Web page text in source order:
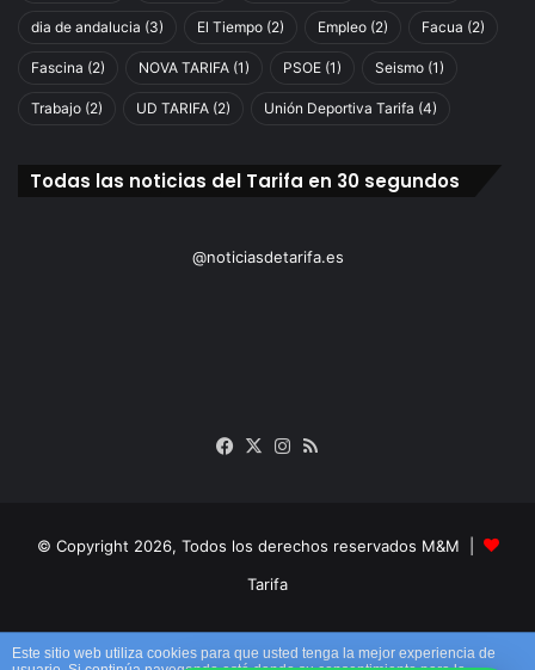
dia de andalucia (3) El Tiempo (2) Empleo (2) Facua (2)
Fascina (2) NOVA TARIFA (1) PSOE (1) Seismo (1)
Trabajo (2) UD TARIFA (2) Unión Deportiva Tarifa (4)
Todas las noticias del Tarifa en 30 segundos
@noticiasdetarifa.es
Facebook
X Instagram
© Copyright 2026, Todos los derechos reservados M&M |
Tarifa
Facebook Instagram
RSS
Este sitio web utiliza cookies para que usted tenga la mejor experiencia de